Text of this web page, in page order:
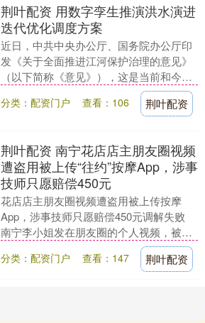
荆叶配资 用数字孪生推演洪水演进
迭代优化调度方案
近日，中共中央办公厅、国务院办公厅印
发《关于全面推进江河保护治理的意见》
（以下简称《意见》），这是当前和今后
一个时期我国江河保护治理的重要指导性
文件。 7月4日....
分类：配资门户 查看：106 荆叶配资
荆叶配资 南宁花店店主朋友圈视频
遭盗用被上传“往约”按摩App，涉事
技师只愿赔偿450元
花店店主朋友圈视频遭盗用被上传按摩
App，涉事技师只愿赔偿450元调解失败
南宁李小姐发在朋友圈的个人视频，被上
传到某按摩平台技师主页。技师亲友称，
已道歉，愿赔....
分类：配资门户 查看：147 荆叶配资